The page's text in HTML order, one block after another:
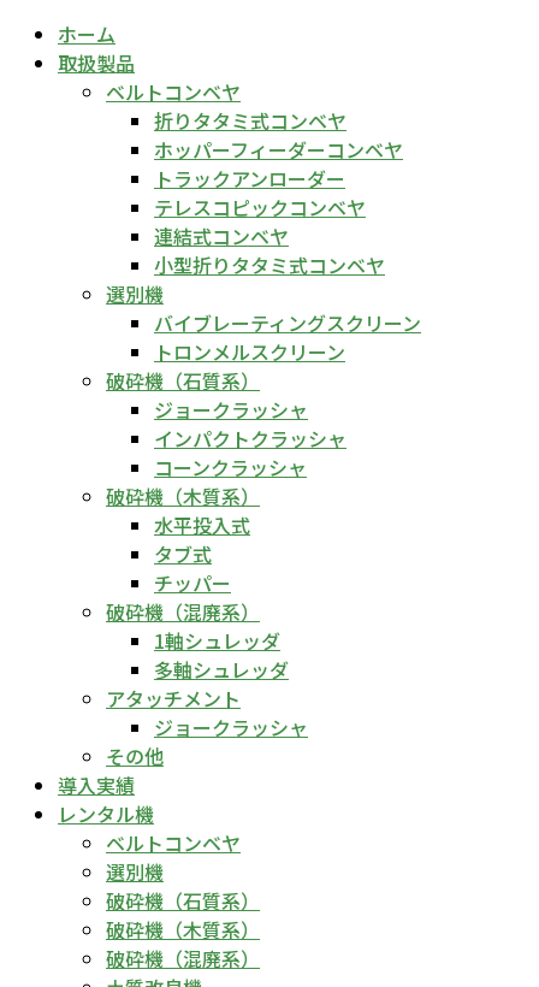
ホーム
取扱製品
ベルトコンベヤ
折りタタミ式コンベヤ
ホッパーフィーダーコンベヤ
トラックアンローダー
テレスコピックコンベヤ
連結式コンベヤ
小型折りタタミ式コンベヤ
選別機
バイブレーティングスクリーン
トロンメルスクリーン
破砕機（石質系）
ジョークラッシャ
インパクトクラッシャ
コーンクラッシャ
破砕機（木質系）
水平投入式
タブ式
チッパー
破砕機（混廃系）
1軸シュレッダ
多軸シュレッダ
アタッチメント
ジョークラッシャ
その他
導入実績
レンタル機
ベルトコンベヤ
選別機
破砕機（石質系）
破砕機（木質系）
破砕機（混廃系）